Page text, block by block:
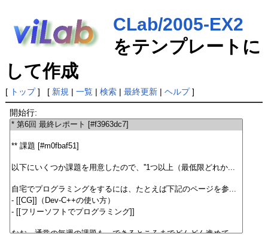
CLab/2005-EX2
をテンプレートに
して作成
[ トップ] [ 新規 | 一覧| 検索| 最終更新| ヘルプ]
開始行: